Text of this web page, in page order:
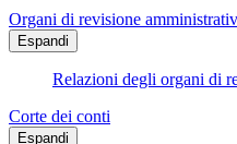
Organi di revisione
Espandi
Relazioni degli organi di
Corte dei conti
Espandi